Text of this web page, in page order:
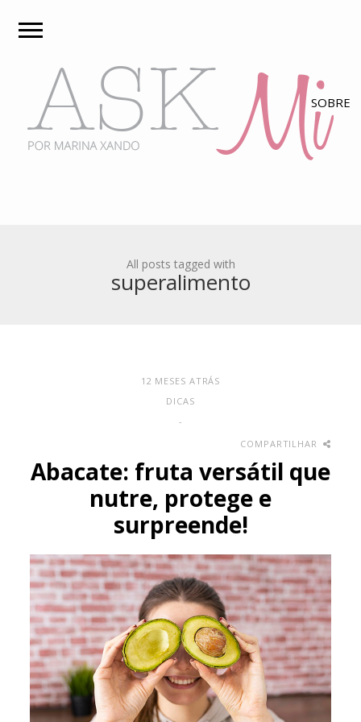
All posts tagged with
superalimento
12 MESES ATRÁS
DICAS
-
COMPARTILHAR
Abacate: fruta versátil que
nutre, protege e
surpreende!